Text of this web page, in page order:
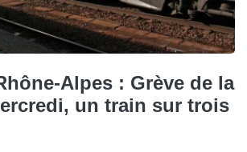
Alpes : Grève de la
un train sur trois